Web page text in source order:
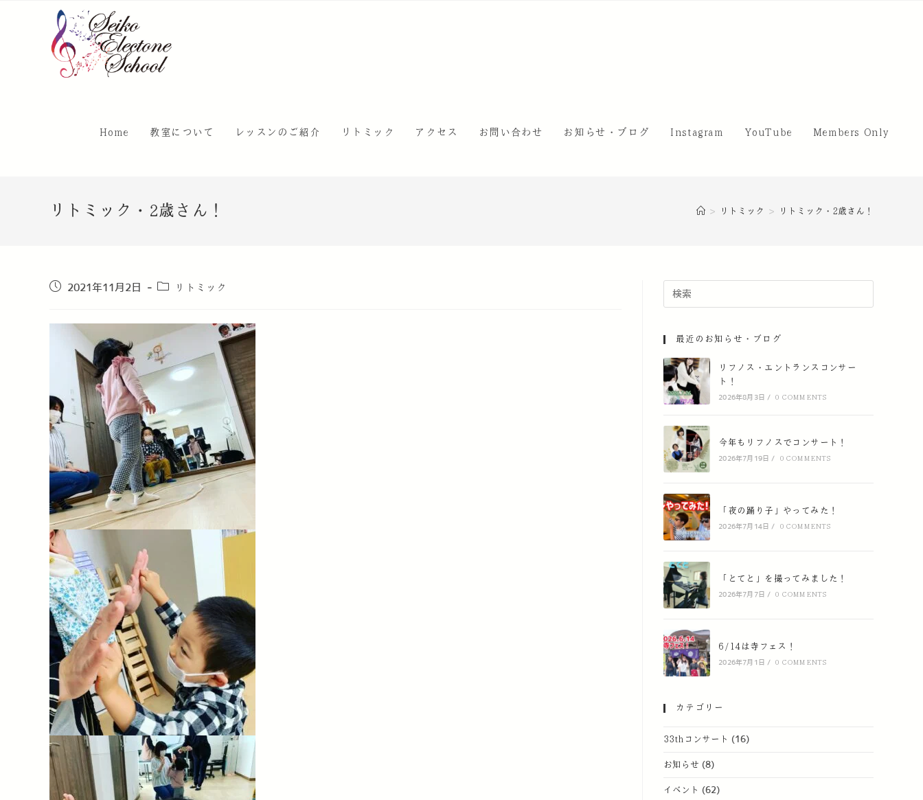
Home 教室について レッスンのご紹介 リトミック アクセス お問い合わせ お知らせ・ブログ Instagram YouTube Members Only
リトミック・2歳さん！ > リトミック > リトミック・2歳さん！
2021年11月2日 リトミック
最近のお知らせ・ブログ
リフノス・エントランスコンサー
ト！
2026年8月3日 / 0 COMMENTS
今年もリフノスでコンサート！
2026年7月19日 / 0 COMMENTS
「夜の踊り子」やってみた！
2026年7月14日 / 0 COMMENTS
「とてと」を撮ってみました！
2026年7月7日 / 0 COMMENTS
6/14は寺フェス！
2026年7月1日 / 0 COMMENTS
カテゴリー
33thコンサート (16)
お知らせ (8)
イベント (62)